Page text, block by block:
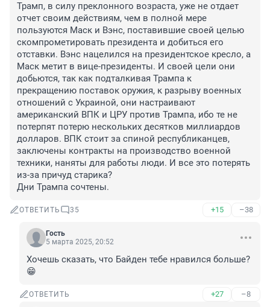
Трамп, в силу преклонного возраста, уже не отдает
отчет своим действиям, чем в полной мере
пользуются Маск и Вэнс, поставившие своей целью
скомпрометировать президента и добиться его
отставки. Вэнс нацелился на президентское кресло, а
Маск метит в вице-президенты. И своей цели они
добьются, так как подталкивая Трампа к
прекращению поставок оружия, к разрыву военных
отношений с Украиной, они настраивают
американский ВПК и ЦРУ против Трампа, ибо те не
потерпят потерю нескольких десятков миллиардов
долларов. ВПК стоит за спиной республиканцев,
заключены контракты на производство военной
техники, наняты для работы люди. И все это потерять
из-за причуд старика?
Дни Трампа сочтены.
ОТВЕТИТЬ 35 +15 –38
Гость
5 марта 2025, 20:52
Хочешь сказать, что Байден тебе нравился больше?
😁
ОТВЕТИТЬ +27 –8